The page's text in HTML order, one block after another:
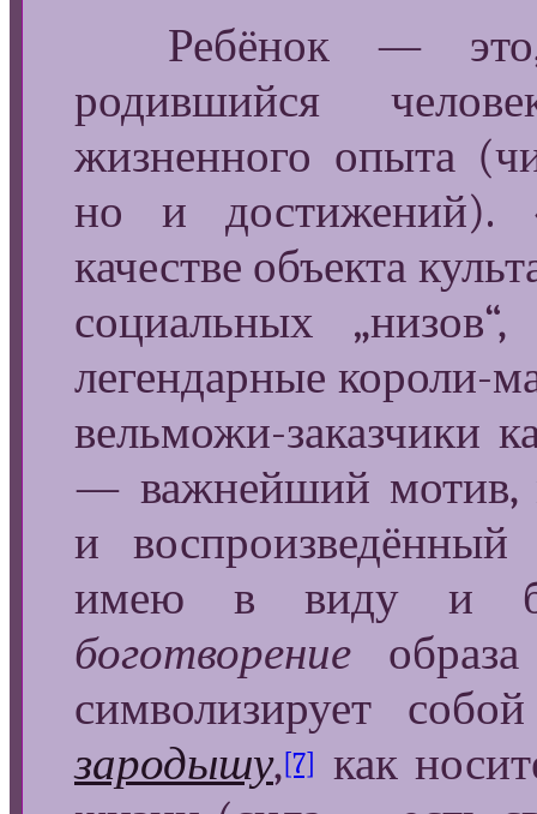
Ребёнок — это,
родившийся
жизненного опыта
но и достижений).
качестве объекта
социальных
легендарные короли-
вельможи-заказчики
— важнейший мотив,
и
имею в виду и
боготворение
символизирует
зародышу, [7]
как